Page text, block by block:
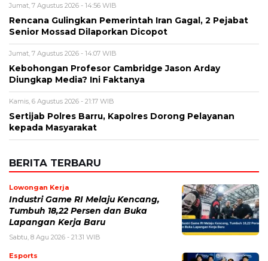
Jumat, 7 Agustus 2026 - 14:56 WIB
Rencana Gulingkan Pemerintah Iran Gagal, 2 Pejabat
Senior Mossad Dilaporkan Dicopot
Jumat, 7 Agustus 2026 - 14:07 WIB
Kebohongan Profesor Cambridge Jason Arday
Diungkap Media? Ini Faktanya
Kamis, 6 Agustus 2026 - 21:17 WIB
Sertijab Polres Barru, Kapolres Dorong Pelayanan
kepada Masyarakat
BERITA TERBARU
Lowongan Kerja
Industri Game RI Melaju Kencang,
Tumbuh 18,22 Persen dan Buka
Lapangan Kerja Baru
Sabtu, 8 Agu 2026 - 21:31 WIB
Esports